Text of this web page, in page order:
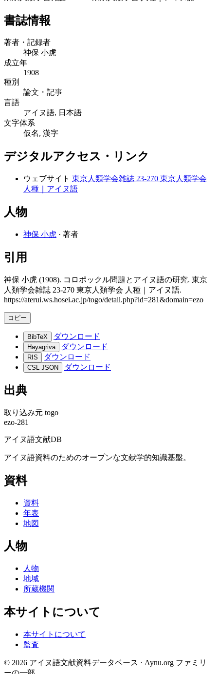
書誌情報
著者・記録者
神保 小虎
成立年
1908
種別
論文・記事
言語
アイヌ語, 日本語
文字体系
仮名, 漢字
デジタルアクセス・リンク
ウェブサイト 東京人類学会雑誌 23-270 東京人類学会
人種｜アイヌ語
人物
神保 小虎 · 著者
引用
神保 小虎 (1908). コロポックル問題とアイヌ語の研究. 東京
人類学会雑誌 23-270 東京人類学会 人種｜アイヌ語.
https://aterui.ws.hosei.ac.jp/togo/detail.php?id=281&domain=ezo
コピー
BibTeX ダウンロード
Hayagriva ダウンロード
RIS ダウンロード
CSL-JSON ダウンロード
出典
取り込み元 togo
ezo-281
アイヌ語文献DB
アイヌ語資料のためのオープンな文献学的知識基盤。
資料
資料
年表
地図
人物
人物
地域
所蔵機関
本サイトについて
本サイトについて
監査
© 2026 アイヌ語文献資料データベース · Aynu.org ファミリ